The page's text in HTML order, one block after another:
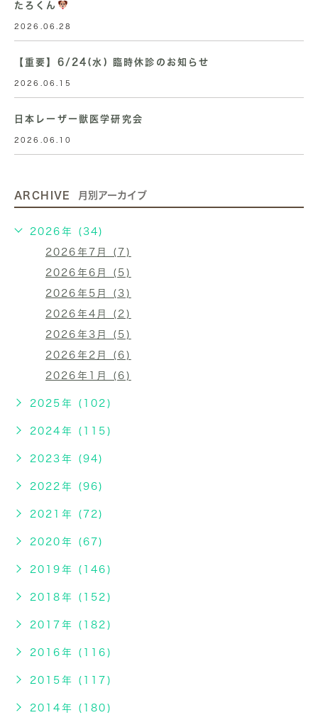
たろくん
2026.06.28
【重要】6/24(水) 臨時休診のお知らせ
2026.06.15
日本レーザー獣医学研究会
2026.06.10
ARCHIVE 月別アーカイブ
2026年 (34)
2026年7月 (7)
2026年6月 (5)
2026年5月 (3)
2026年4月 (2)
2026年3月 (5)
2026年2月 (6)
2026年1月 (6)
2025年 (102)
2024年 (115)
2023年 (94)
2022年 (96)
2021年 (72)
2020年 (67)
2019年 (146)
2018年 (152)
2017年 (182)
2016年 (116)
2015年 (117)
2014年 (180)